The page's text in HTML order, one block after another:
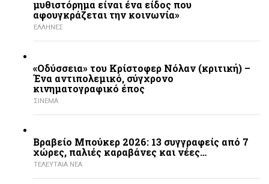
μυθιστόρημα είναι ένα είδος που
αφουγκράζεται την κοινωνία»
ΕΛΛΗΝΕΣ
«Οδύσσεια» του Κρίστοφερ Νόλαν (κριτική) –
Ένα αντιπολεμικό, σύγχρονο
κινηματογραφικό έπος
ΣΙΝΕΜΑ
Βραβείο Μπούκερ 2026: 13 συγγραφείς από 7
χώρες, παλιές καραβάνες και νέες…
ΤΕΛΕΥΤΑΙΑ ΝΕΑ